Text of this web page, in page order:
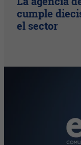
cumple
el sector